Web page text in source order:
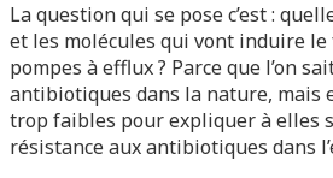
La question qui se pose c’est :
et les molécules qui vont induire
pompes à efflux ? Parce que l’on
antibiotiques dans la nature, mais
trop faibles pour expliquer à elles
résistance aux antibiotiques dans